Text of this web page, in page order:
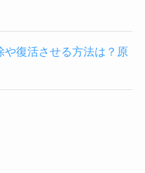
や復活させる方法は？原